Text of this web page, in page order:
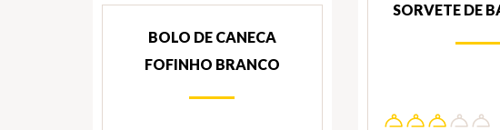
BOLO DE CANECA
FOFINHO BRANCO
SORVETE DE